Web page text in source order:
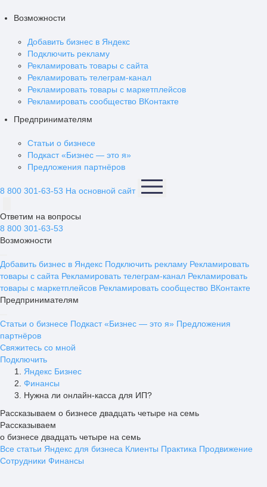
Возможности
Добавить бизнес в Яндекс
Подключить рекламу
Рекламировать товары с сайта
Рекламировать телеграм-канал
Рекламировать товары с маркетплейсов
Рекламировать сообщество ВКонтакте
Предпринимателям
Статьи о бизнесе
Подкаст «Бизнес — это я»
Предложения партнёров
8 800 301-63-53 На основной сайт
Ответим на вопросы
8 800 301-63-53
Возможности
Добавить бизнес в Яндекс Подключить рекламу Рекламировать
товары с сайта Рекламировать телеграм-канал Рекламировать
товары с маркетплейсов Рекламировать сообщество ВКонтакте
Предпринимателям
Статьи о бизнесе Подкаст «Бизнес — это я» Предложения
партнёров
Свяжитесь со мной
Подключить
Яндекс Бизнес
Финансы
Нужна ли онлайн-касса для ИП?
Рассказываем о бизнесе двадцать четыре на семь
Рассказываем
о бизнесе двадцать четыре на семь
Все статьи Яндекс для бизнеса Клиенты Практика Продвижение
Сотрудники Финансы